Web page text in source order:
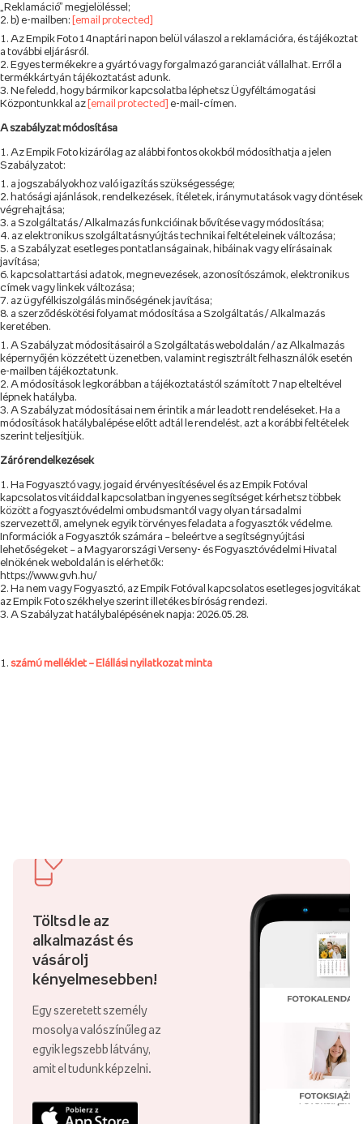
„Reklamáció” megjelöléssel;
b) e-mailben: [email protected]
Az Empik Foto 14 naptári napon belül válaszol a reklamációra, és tájékoztat
a további eljárásról.
Egyes termékekre a gyártó vagy forgalmazó garanciát vállalhat. Erről a
termékkártyán tájékoztatást adunk.
Ne feledd, hogy bármikor kapcsolatba léphetsz Ügyféltámogatási
Központunkkal az [email protected] e-mail-címen.
A szabályzat módosítása
Az Empik Foto kizárólag az alábbi fontos okokból módosíthatja a jelen
Szabályzatot:
a jogszabályokhoz való igazítás szükségessége;
hatósági ajánlások, rendelkezések, ítéletek, iránymutatások vagy döntések
végrehajtása;
a Szolgáltatás / Alkalmazás funkcióinak bővítése vagy módosítása;
az elektronikus szolgáltatásnyújtás technikai feltételeinek változása;
a Szabályzat esetleges pontatlanságainak, hibáinak vagy elírásainak
javítása;
kapcsolattartási adatok, megnevezések, azonosítószámok, elektronikus
címek vagy linkek változása;
az ügyfélkiszolgálás minőségének javítása;
a szerződéskötési folyamat módosítása a Szolgáltatás / Alkalmazás
keretében.
A Szabályzat módosításairól a Szolgáltatás weboldalán / az Alkalmazás
képernyőjén közzétett üzenetben, valamint regisztrált felhasználók esetén
e-mailben tájékoztatunk.
A módosítások legkorábban a tájékoztatástól számított 7 nap elteltével
lépnek hatályba.
A Szabályzat módosításai nem érintik a már leadott rendeléseket. Ha a
módosítások hatálybalépése előtt adtál le rendelést, azt a korábbi feltételek
szerint teljesítjük.
Záró rendelkezések
Ha Fogyasztó vagy, jogaid érvényesítésével és az Empik Fotóval
kapcsolatos vitáiddal kapcsolatban ingyenes segítséget kérhetsz többek
között a fogyasztóvédelmi ombudsmantól vagy olyan társadalmi
szervezettől, amelynek egyik törvényes feladata a fogyasztók védelme.
Információk a Fogyasztók számára – beleértve a segítségnyújtási
lehetőségeket – a Magyarországi Verseny- és Fogyasztóvédelmi Hivatal
elnökének weboldalán is elérhetők:
https://www.gvh.hu/
Ha nem vagy Fogyasztó, az Empik Fotóval kapcsolatos esetleges jogvitákat
az Empik Foto székhelye szerint illetékes bíróság rendezi.
A Szabályzat hatálybalépésének napja: 2026.05.28.
számú melléklet – Elállási nyilatkozat minta
Töltsd le az
alkalmazást és
vásárolj
kényelmesebben!
Egy szeretett személy
mosolya valószínűleg az
egyik legszebb látvány,
amit el tudunk képzelni.